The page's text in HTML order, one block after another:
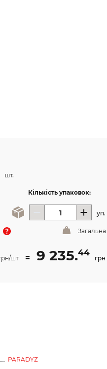
шт.
Кількість упаковок:
уп.
шт = 9 235.44
грн
PARADYZ